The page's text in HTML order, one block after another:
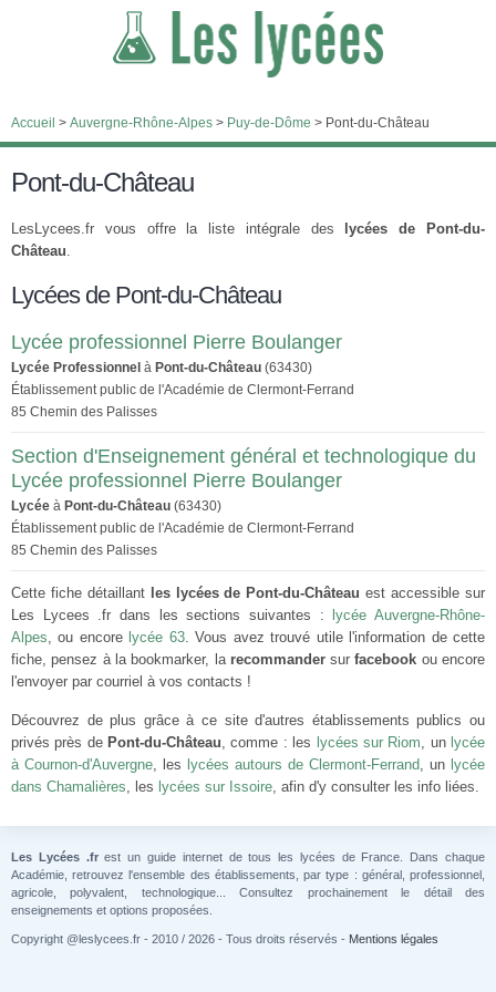
Accueil > Auvergne-Rhône-Alpes > Puy-de-Dôme > Pont-du-Château
Pont-du-Château
LesLycees.fr vous offre la liste intégrale des
lycées de Pont-du-
Château.
Lycées de Pont-du-Château
Lycée professionnel Pierre Boulanger
Lycée Professionnel à Pont-du-Château (63430)
Établissement public de l'Académie de Clermont-Ferrand
85 Chemin des Palisses
Section d'Enseignement général et technologique du
Lycée professionnel Pierre Boulanger
Lycée à Pont-du-Château (63430)
Établissement public de l'Académie de Clermont-Ferrand
85 Chemin des Palisses
Cette fiche détaillant les lycées de Pont-du-Château est accessible sur
Les Lycees .fr dans les sections suivantes :
lycée Auvergne-Rhône-
Alpes, ou encore lycée 63. Vous avez trouvé utile l'information de cette
fiche, pensez à la bookmarker, la recommandersurfacebook ou encore
l'envoyer par courriel à vos contacts !
Découvrez de plus grâce à ce site d'autres établissements publics ou
privés près de Pont-du-Château, comme : les lycées sur Riom, un lycée
à Cournon-d'Auvergne, les lycées autours de Clermont-Ferrand, un lycée
dans Chamalières, les lycées sur Issoire, afin d'y consulter les info liées.
Les Lycées .frest un guide internet de tous les lycées de France. Dans chaque
Académie, retrouvez l'ensemble des établissements, par type : général, professionnel,
agricole, polyvalent, technologique... Consultez prochainement le détail des
enseignements et options proposées.
Copyright @leslycees.fr - 2010 / 2026 - Tous droits réservés - Mentions légales